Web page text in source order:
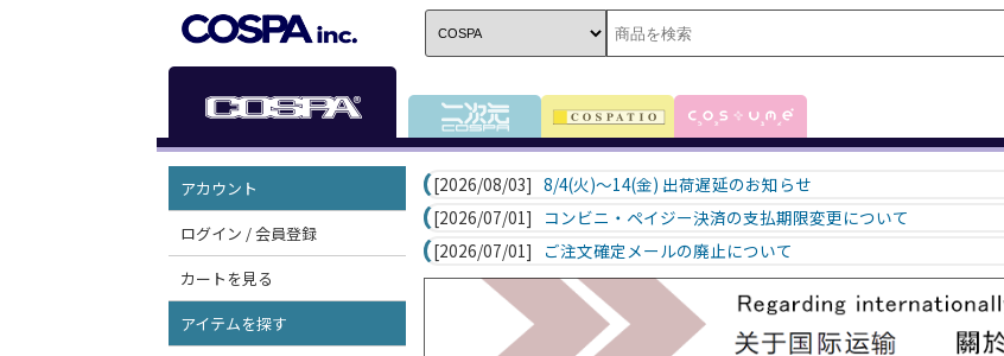
アカウント
ログイン / 会員登録
カートを見る
アイテムを探す
[2026/08/03] 8/4(火)～14(金) 出荷遅延のお知らせ
[2026/07/01]
コンビニ・ペイジー決済の支払期限変更について
[2026/07/01]
ご注文確定メールの廃止について